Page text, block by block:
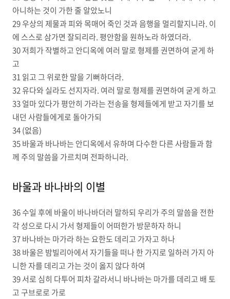
아니하는 것이 가한 줄 알았노니
29 우상의 제물과 피와 목매어 죽인 것과 음행을 멀리할지니라. 이
에 스스로 삼가면 잘되리라. 평안함을 원하노라 하였더라.
30 저희가 작별하고 안디옥에 여러 말로 형제를 권면하여 굳게 하
고
31 읽고 그 위로한 말을 기뻐하더라.
32 유다와 실라도 선지자라. 여러 말로 형제를 권면하여 굳게 하고
33 얼마 있다가 평안히 가라는 전송을 형제들에게 받고 자기를 보
내던 사람들에게로 돌아가되
34 (없음)
35 바울과 바나바는 안디옥에서 유하며 다수한 다른 사람들과 함
께 주의 말씀을 가르치며 전파하니라.
바울과 바나바의 이별
36 수일 후에 바울이 바나바더러 말하되 우리가 주의 말씀을 전한
각 성으로 다시 가서 형제들이 어떠한가 방문하자 하니
37 바나바는 마가라 하는 요한도 데리고 가자고 하나
38 바울은 밤빌리아에서 자기들을 떠나 한 가지로 일하러 가지 아
니한 자를 데리고 가는 것이 옳지 않다 하여
39 서로 심히 다투어 피차 갈라서니 바나바는 마가를 데리고 배 토
고 구브로로 가로